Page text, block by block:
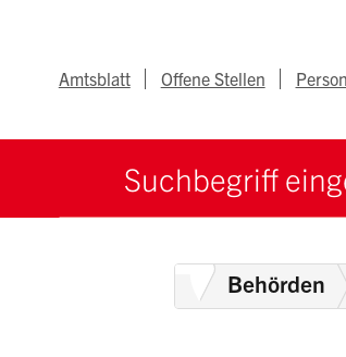
Metanav
Amtsblatt Offene Stellen
Suchbegriff
HomeBehörden